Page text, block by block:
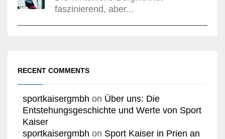
faszinierend, aber...
RECENT COMMENTS
sportkaisergmbh on Über uns: Die
Entstehungsgeschichte und Werte von Sport
Kaiser
sportkaisergmbh on Sport Kaiser in Prien an